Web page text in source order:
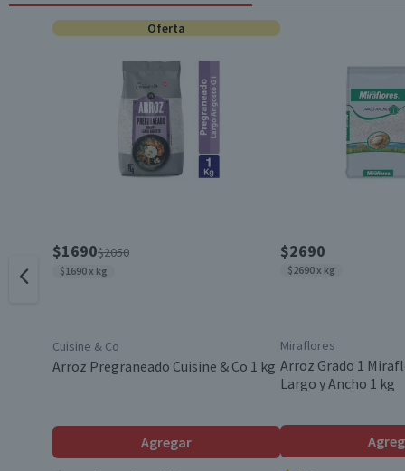
Oferta
$1690$2050
$1690 x kg
Cuisine & Co
Arroz Pregraneado Cuisine & Co 1 kg
Agregar
$2690
$2690 x kg
Miraflores
Arroz Grado 1
Largo y Ancho 1 kg